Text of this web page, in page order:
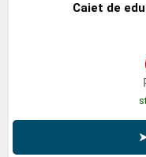
Caiet de